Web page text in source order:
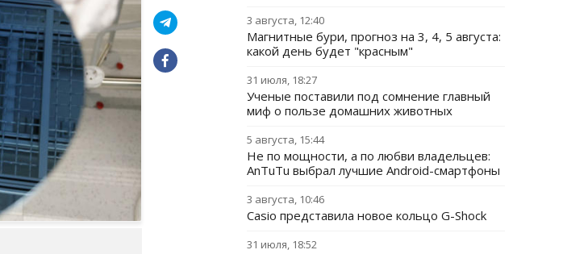
3 августа, 12:40
Магнитные бури, прогноз на 3, 4, 5 августа:
какой день будет "красным"
31 июля, 18:27
Ученые поставили под сомнение главный
миф о пользе домашних животных
5 августа, 15:44
Не по мощности, а по любви владельцев:
AnTuTu выбрал лучшие Android-смартфоны
3 августа, 10:46
Casio представила новое кольцо G-Shock
31 июля, 18:52